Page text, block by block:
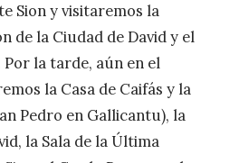
Sion y visitaremos la
de la Ciudad de David y el
Por la tarde, aún en el
la Casa de Caifás y la
Pedro en Gallicantu), la
la Sala de la Última